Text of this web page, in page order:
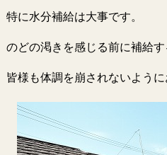
特に水分補給は大事です。
のどの渇きを感じる前に補給す
皆様も体調を崩されないように